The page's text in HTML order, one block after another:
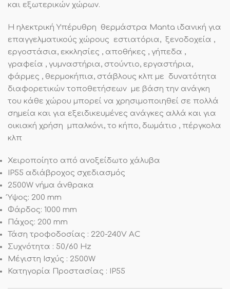
και εξωτερικών χώρων.
Η ηλεκτρική Υπέρυθρη θερμάστρα Manta ιδανική για
επαγγελματικούς χώρους εστιατόρια, ξενοδοχεία ,
εργοστάσια, εκκλησίες , αποθήκες , γήπεδα ,
γραφεία , γυμναστήρια, στούντιο, εργαστήρια,
φάρμες , θερμοκήπια, στάβλους κλπ με δυνατότητα
διαφορετικών τοποθετήσεων με βάση την ανάγκη
του κάθε χώρου μπορεί να χρησιμοποιηθεί σε πολλά
σημεία και για εξειδικευμένες ανάγκες αλλά και για
οικιακή χρήση μπαλκόνι, το κήπο, δωμάτιο , πέργκολα
κλπ
Χειροποίητο από ανοξείδωτο χάλυβα
IP55 αδιάβροχος σχεδιασμός
2500W νήμα άνθρακα
Ύψος: 200 mm
Φάρδος: 1000 mm
Πάχος: 200 mm
Τάση τροφοδοσίας : 220-240V AC
Συχνότητα : 50/60 Hz
Μέγιστη Ισχύς : 2500W
Κατηγορία Προστασίας : IP55